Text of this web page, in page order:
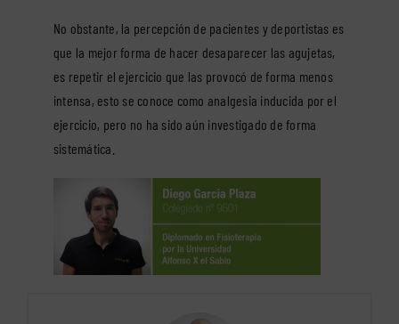
No obstante, la percepción de pacientes y deportistas es
que la mejor forma de hacer desaparecer las agujetas,
es repetir el ejercicio que las provocó de forma menos
intensa, esto se conoce como analgesia inducida por el
ejercicio, pero no ha sido aún investigado de forma
sistemática.